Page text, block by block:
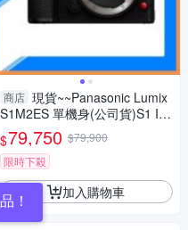
！
商店 現貨~~Panasonic Lumix
S1M2ES 單機身(公司貨)S1 II
ES
$79,750 $79,900
限時下殺
加入購物車